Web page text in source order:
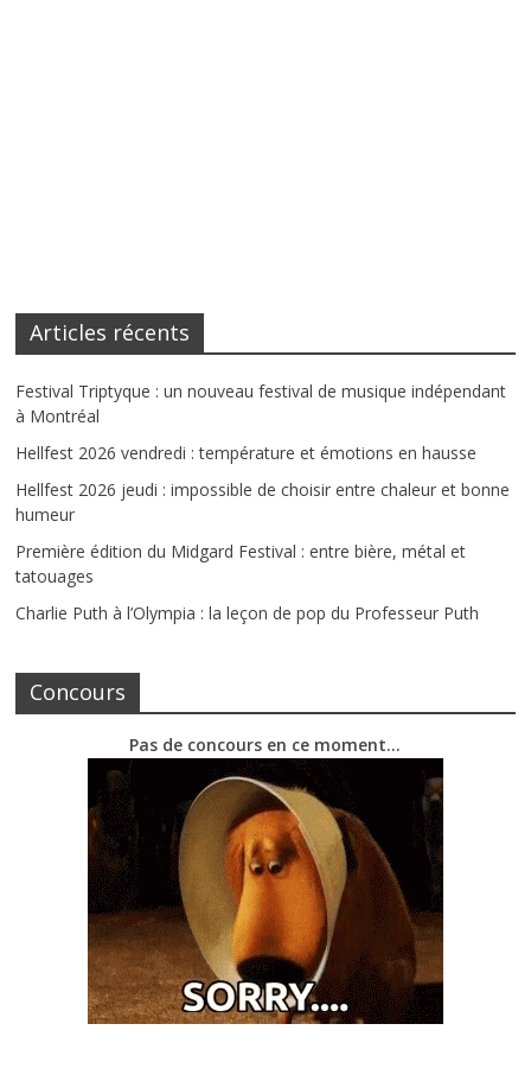
Articles récents
Festival Triptyque : un nouveau festival de musique indépendant
à Montréal
Hellfest 2026 vendredi : température et émotions en hausse
Hellfest 2026 jeudi : impossible de choisir entre chaleur et bonne
humeur
Première édition du Midgard Festival : entre bière, métal et
tatouages
Charlie Puth à l’Olympia : la leçon de pop du Professeur Puth
Concours
Pas de concours en ce moment…